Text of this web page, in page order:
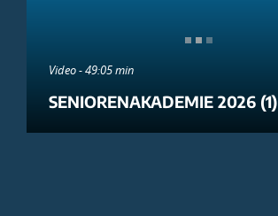
Video - 49:05 min
SENIORENAKADEMIE 2026 (1)